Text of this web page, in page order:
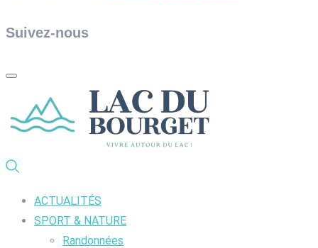
Suivez-nous
ACTUALITÉS
SPORT & NATURE
Randonnées